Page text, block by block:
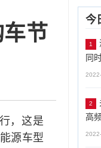
节
，这是
源车型
今
1
同
2
高